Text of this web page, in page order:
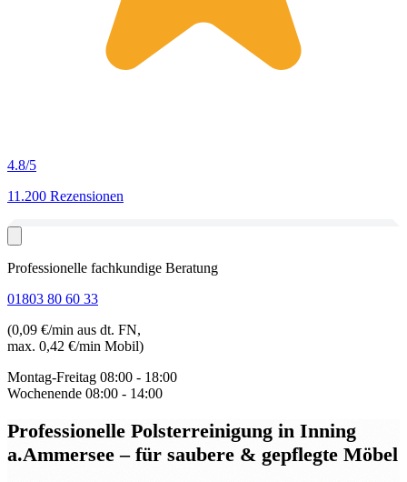
4.8/5
11.200 Rezensionen
Professionelle fachkundige Beratung
01803 80 60 33
(0,09 €/min aus dt. FN,
max. 0,42 €/min Mobil)
Montag-Freitag 08:00 - 18:00
Wochenende 08:00 - 14:00
Professionelle Polsterreinigung in Inning
a.Ammersee– für saubere & gepflegte Möbel